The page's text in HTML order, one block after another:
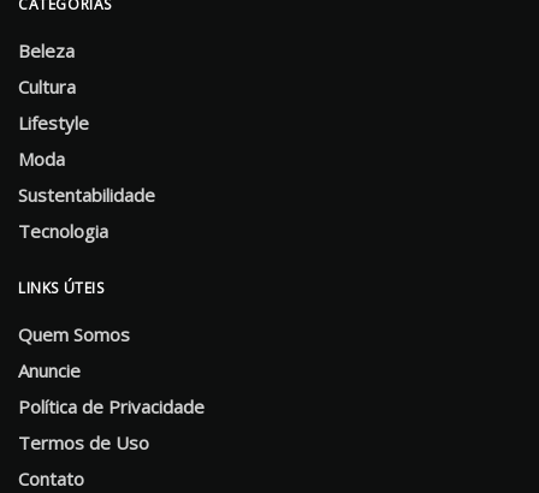
Beleza
Cultura
Lifestyle
Moda
Sustentabilidade
Tecnologia
LINKS ÚTEIS
Quem Somos
Anuncie
Política de Privacidade
Termos de Uso
Contato